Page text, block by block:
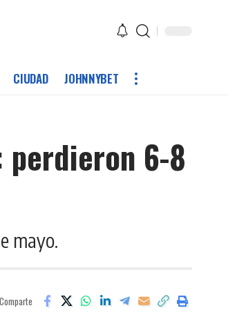
CIUDAD JOHNNYBET
perdieron 6-8
mayo.
Comparte